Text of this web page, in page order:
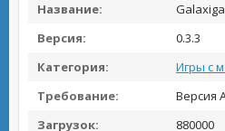
Название:
Версия:
0.3.3
Категория:
Игры с
Требование:
Версия
Загрузок:
880000